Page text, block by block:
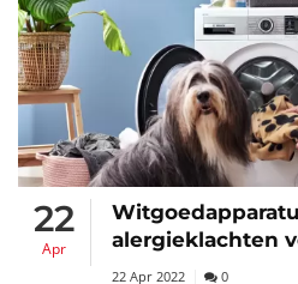
22
Apr
alergieklachten
22 Apr 2022 0